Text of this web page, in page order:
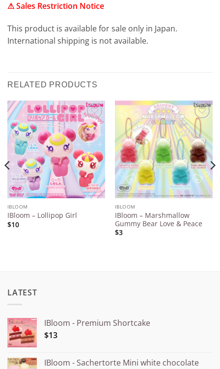
⚠ Sales Restriction Notice
This product is available for sale only in Japan.
International shipping is not available.
RELATED PRODUCTS
Add to
Wishlist
IBLOOM
IBloom – Lollipop Girl
$10
Add to
Wishlist
IBLOOM
IBloom – Marshmallow
Gummy Bear Love & Peace
$3
LATEST
IBloom - Premium Shortcake
$13
IBloom - Sachertorte Mini white chocolate